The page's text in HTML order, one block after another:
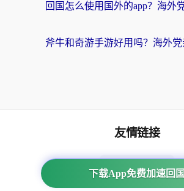
下载App免费加速回国
友情链接
番茄加速器